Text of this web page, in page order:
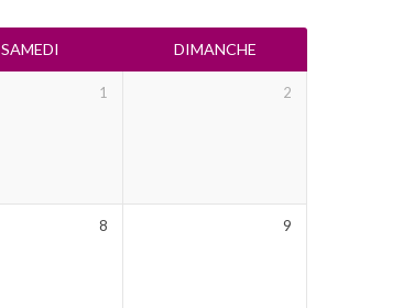
SAMEDI DIMANCHE
1 2
8 9